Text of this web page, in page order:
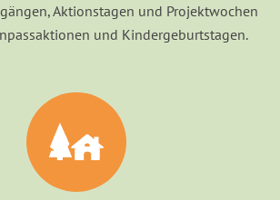
Aktionstagen und Projektwochen
und Kindergeburtstagen.